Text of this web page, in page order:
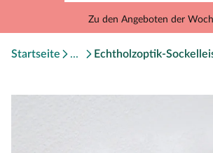
Zu den Angeboten der
Startseite Echtholzoptik-